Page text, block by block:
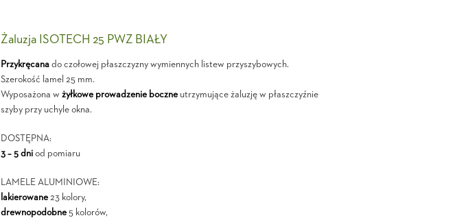
Żaluzja ISOTECH 25 PWZ BIAŁY
Przykręcana do czołowej płaszczyzny wymiennych listew przyszybowych.
Szerokość lamel 25 mm.
Wyposażona wżyłkowe prowadzenie boczne utrzymujące żaluzję w płaszczyźnie
szyby przy uchyle okna.
DOSTĘPNA:
3 – 5 dni od pomiaru
LAMELE ALUMINIOWE:
lakierowane 23 kolory,
drewnopodobne 5 kolorów,